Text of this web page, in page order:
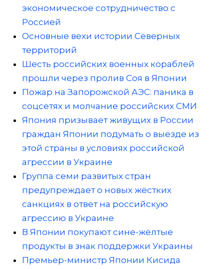
экономическое сотрудничество с
Россией
Основные вехи истории Северных
территорий
Шесть российских военных кораблей
прошли через пролив Соя в Японии
Пожар на Запорожской АЭС: паника в
соцсетях и молчание российских СМИ
Япония призывает живущих в России
граждан Японии подумать о выезде из
этой страны в условиях российской
агрессии в Украине
Группа семи развитых стран
предупреждает о новых жёстких
санкциях в ответ на российскую
агрессию в Украине
В Японии покупают сине-жёлтые
продукты в знак поддержки Украины
Премьер-министр Японии Кисида